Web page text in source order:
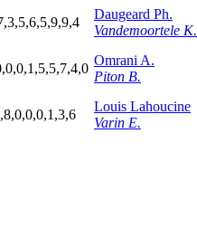
Daugeard Ph.
Vandemoortele K.
Omrani A.
Piton B.
Louis Lahoucine
Varin E.